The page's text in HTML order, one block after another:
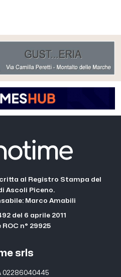
al Registro Stampa del
Ascoli Piceno.
Marco Amabili
del 6 aprile 2011
n° 29925
srls
02286040445